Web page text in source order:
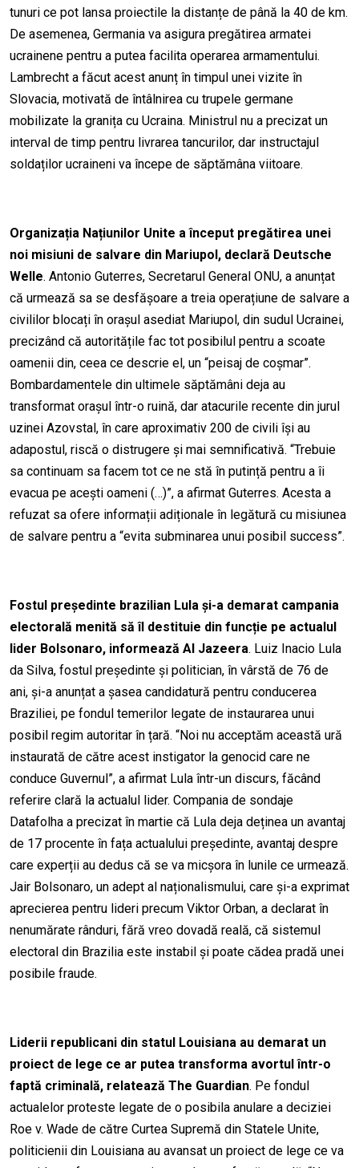
tunuri ce pot lansa proiectile la distanțe de până la 40 de km.
De asemenea, Germania va asigura pregătirea armatei
ucrainene pentru a putea facilita operarea armamentului.
Lambrecht a făcut acest anunț în timpul unei vizite în
Slovacia, motivată de întâlnirea cu trupele germane
mobilizate la granița cu Ucraina. Ministrul nu a precizat un
interval de timp pentru livrarea tancurilor, dar instructajul
soldaților ucraineni va începe de săptămâna viitoare.
Organizația Națiunilor Unite a început pregătirea unei
noi misiuni de salvare din Mariupol, declară Deutsche
Welle. Antonio Guterres, Secretarul General ONU, a anunțat
că urmează sa se desfășoare a treia operațiune de salvare a
civililor blocați în orașul asediat Mariupol, din sudul Ucrainei,
precizând că autoritățile fac tot posibilul pentru a scoate
oamenii din, ceea ce descrie el, un “peisaj de coșmar”.
Bombardamentele din ultimele săptămâni deja au
transformat orașul într-o ruină, dar atacurile recente din jurul
uzinei Azovstal, în care aproximativ 200 de civili își au
adapostul, riscă o distrugere și mai semnificativă. “Trebuie
sa continuam sa facem tot ce ne stă în putință pentru a îi
evacua pe acești oameni (…)”, a afirmat Guterres. Acesta a
refuzat sa ofere informații adiționale în legătură cu misiunea
de salvare pentru a “evita subminarea unui posibil success”.
Fostul președinte brazilian Lula și-a demarat campania
electorală menită să îl destituie din funcție pe actualul
lider Bolsonaro, informează Al Jazeera. Luiz Inacio Lula
da Silva, fostul președinte și politician, în vârstă de 76 de
ani, și-a anunțat a șasea candidatură pentru conducerea
Braziliei, pe fondul temerilor legate de instaurarea unui
posibil regim autoritar în țară. “Noi nu acceptăm această ură
instaurată de către acest instigator la genocid care ne
conduce Guvernul”, a afirmat Lula într-un discurs, făcând
referire clară la actualul lider. Compania de sondaje
Datafolha a precizat în martie că Lula deja deținea un avantaj
de 17 procente în fața actualului președinte, avantaj despre
care experții au dedus că se va micșora în lunile ce urmează.
Jair Bolsonaro, un adept al naționalismului, care și-a exprimat
aprecierea pentru lideri precum Viktor Orban, a declarat în
nenumărate rânduri, fără vreo dovadă reală, că sistemul
electoral din Brazilia este instabil și poate cădea pradă unei
posibile fraude.
Liderii republicani din statul Louisiana au demarat un
proiect de lege ce ar putea transforma avortul într-o
faptă criminală, relatează The Guardian. Pe fondul
actualelor proteste legate de o posibila anulare a deciziei
Roe v. Wade de către Curtea Supremă din Statele Unite,
politicienii din Louisiana au avansat un proiect de lege ce va